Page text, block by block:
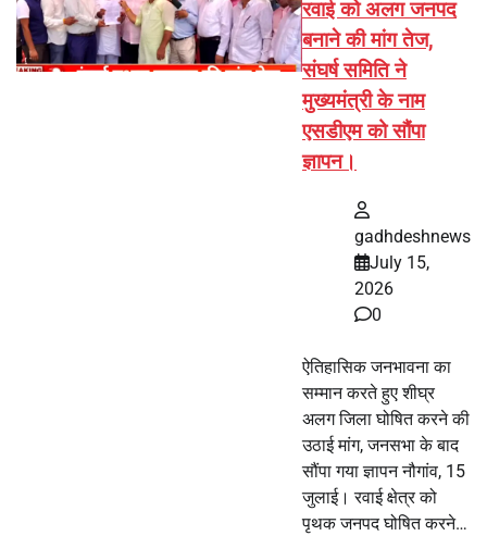
रवाई को अलग जनपद
बनाने की मांग तेज,
संघर्ष समिति ने
मुख्यमंत्री के नाम
एसडीएम को सौंपा
ज्ञापन।
gadhdeshnews
July 15,
2026
0
ऐतिहासिक जनभावना का
सम्मान करते हुए शीघ्र
अलग जिला घोषित करने की
उठाई मांग, जनसभा के बाद
सौंपा गया ज्ञापन नौगांव, 15
जुलाई। रवाई क्षेत्र को
पृथक जनपद घोषित करने…